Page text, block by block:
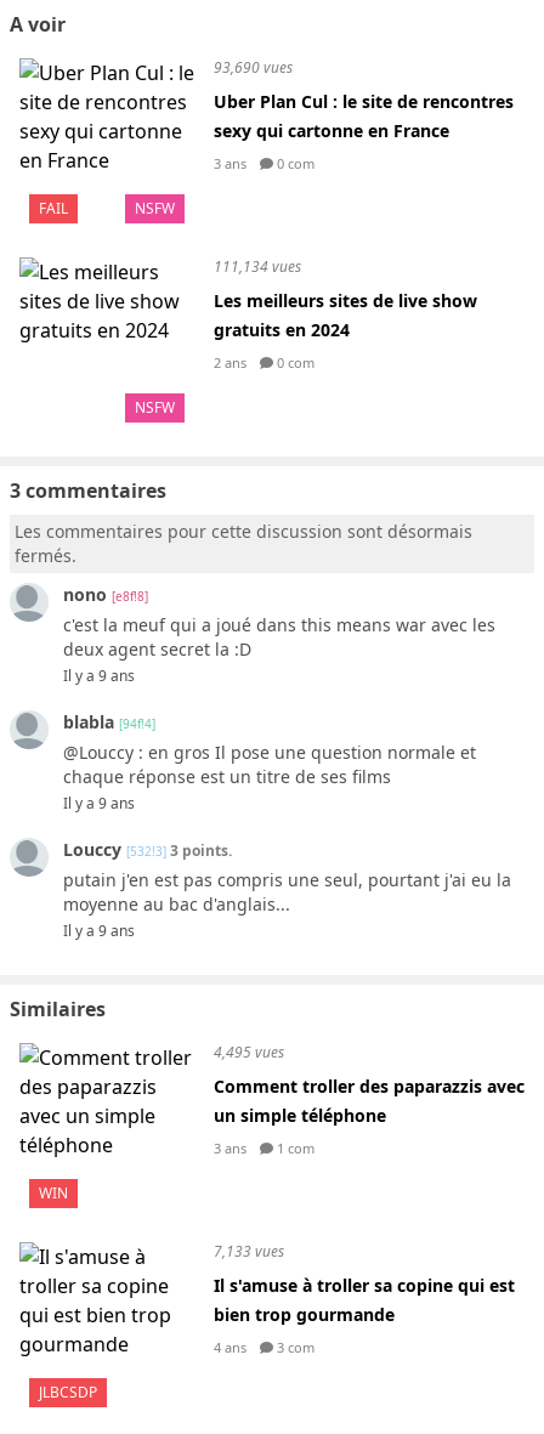
A voir
FAIL NSFW
93,690 vues
Uber Plan Cul : le site de rencontres
sexy qui cartonne en France
3 ans 0 com
NSFW
111,134 vues
Les meilleurs sites de live show
gratuits en 2024
2 ans 0 com
3 commentaires
Les commentaires pour cette discussion sont désormais
fermés.
nono [e8f!8]
c'est la meuf qui a joué dans this means war avec les
deux agent secret la :D
Il y a 9 ans
blabla [94f!4]
@Louccy : en gros Il pose une question normale et
chaque réponse est un titre de ses films
Il y a 9 ans
Louccy [532!3] 3 points.
putain j'en est pas compris une seul, pourtant j'ai eu la
moyenne au bac d'anglais...
Il y a 9 ans
Similaires
WIN
4,495 vues
Comment troller des paparazzis avec
un simple téléphone
3 ans 1 com
JLBCSDP
7,133 vues
Il s'amuse à troller sa copine qui est
bien trop gourmande
4 ans 3 com